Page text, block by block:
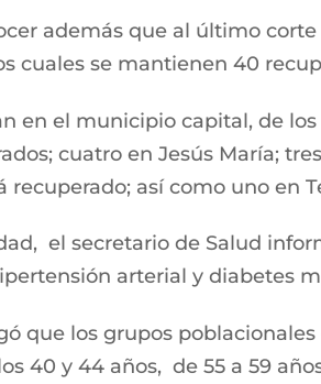
además que al último
cuales se mantienen 40
en el municipio capital, de
cuatro en Jesús María;
así como uno en
el secretario de Salud
arterial y diabetes
que los grupos
40 y 44 años, de 55 a 59